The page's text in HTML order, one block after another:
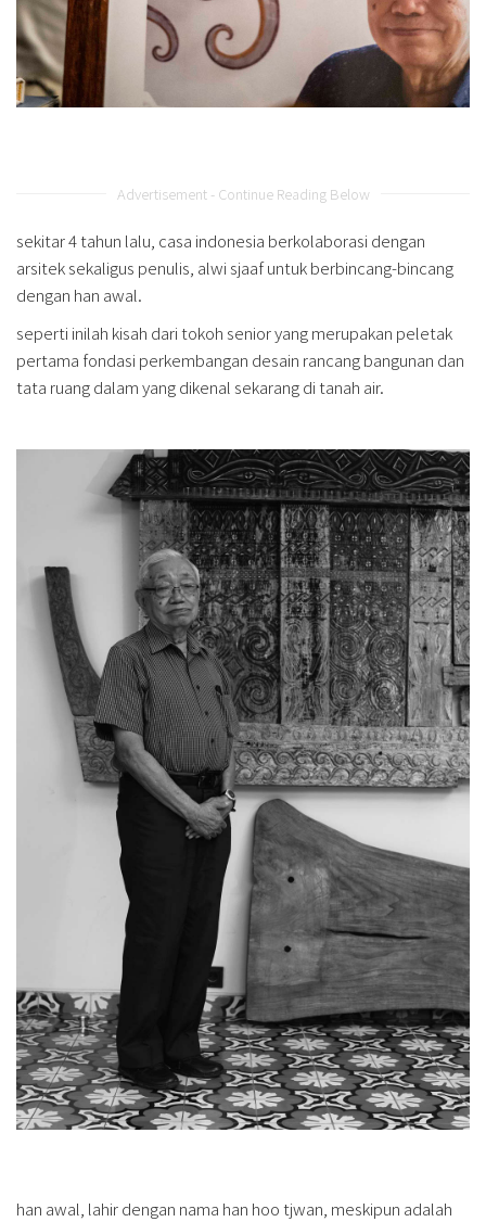
Advertisement - Continue Reading Below
sekitar 4 tahun lalu, casa indonesia berkolaborasi dengan
arsitek sekaligus penulis, alwi sjaaf untuk berbincang-bincang
dengan han awal.
seperti inilah kisah dari tokoh senior yang merupakan peletak
pertama fondasi perkembangan desain rancang bangunan dan
tata ruang dalam yang dikenal sekarang di tanah air.
han awal, lahir dengan nama han hoo tjwan, meskipun adalah